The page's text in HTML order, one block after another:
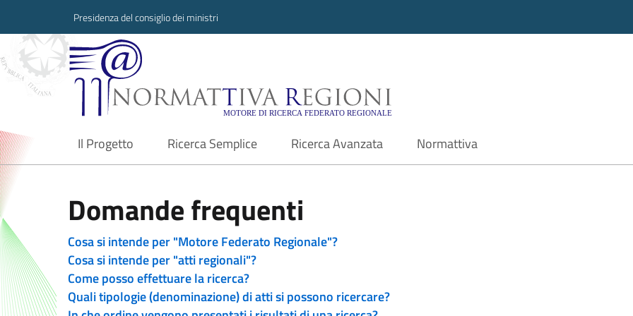
Presidenza del consiglio dei ministri
Normattiva Regioni - Motore di ricerca
Il Progetto
current Ricerca Semplice Ricerca Avanzata Normattiva
Domande frequenti
Cosa si intende per "Motore Federato Regionale"?
Cosa si intende per "atti regionali"?
Come posso effettuare la ricerca?
Quali tipologie (denominazione) di atti si possono ricercare?